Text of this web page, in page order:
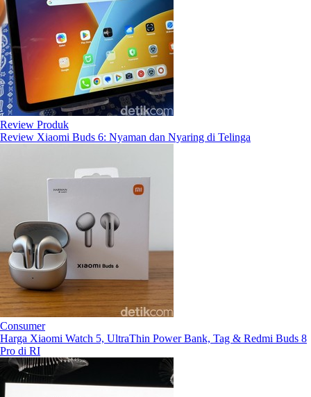
Review Produk
Review Xiaomi Buds 6: Nyaman dan Nyaring di Telinga
Consumer
Harga Xiaomi Watch 5, UltraThin Power Bank, Tag & Redmi Buds 8
Pro di RI